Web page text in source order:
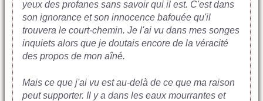
yeux des profanes sans savoir qui il est. C'est dans
son ignorance et son innocence bafouée qu'il
trouvera le court-chemin. Je l'ai vu dans mes songes
inquiets alors que je doutais encore de la véracité
des propos de mon aîné.
Mais ce que j'ai vu est au-delà de ce que ma raison
peut supporter. Il y a dans les eaux mourrantes et